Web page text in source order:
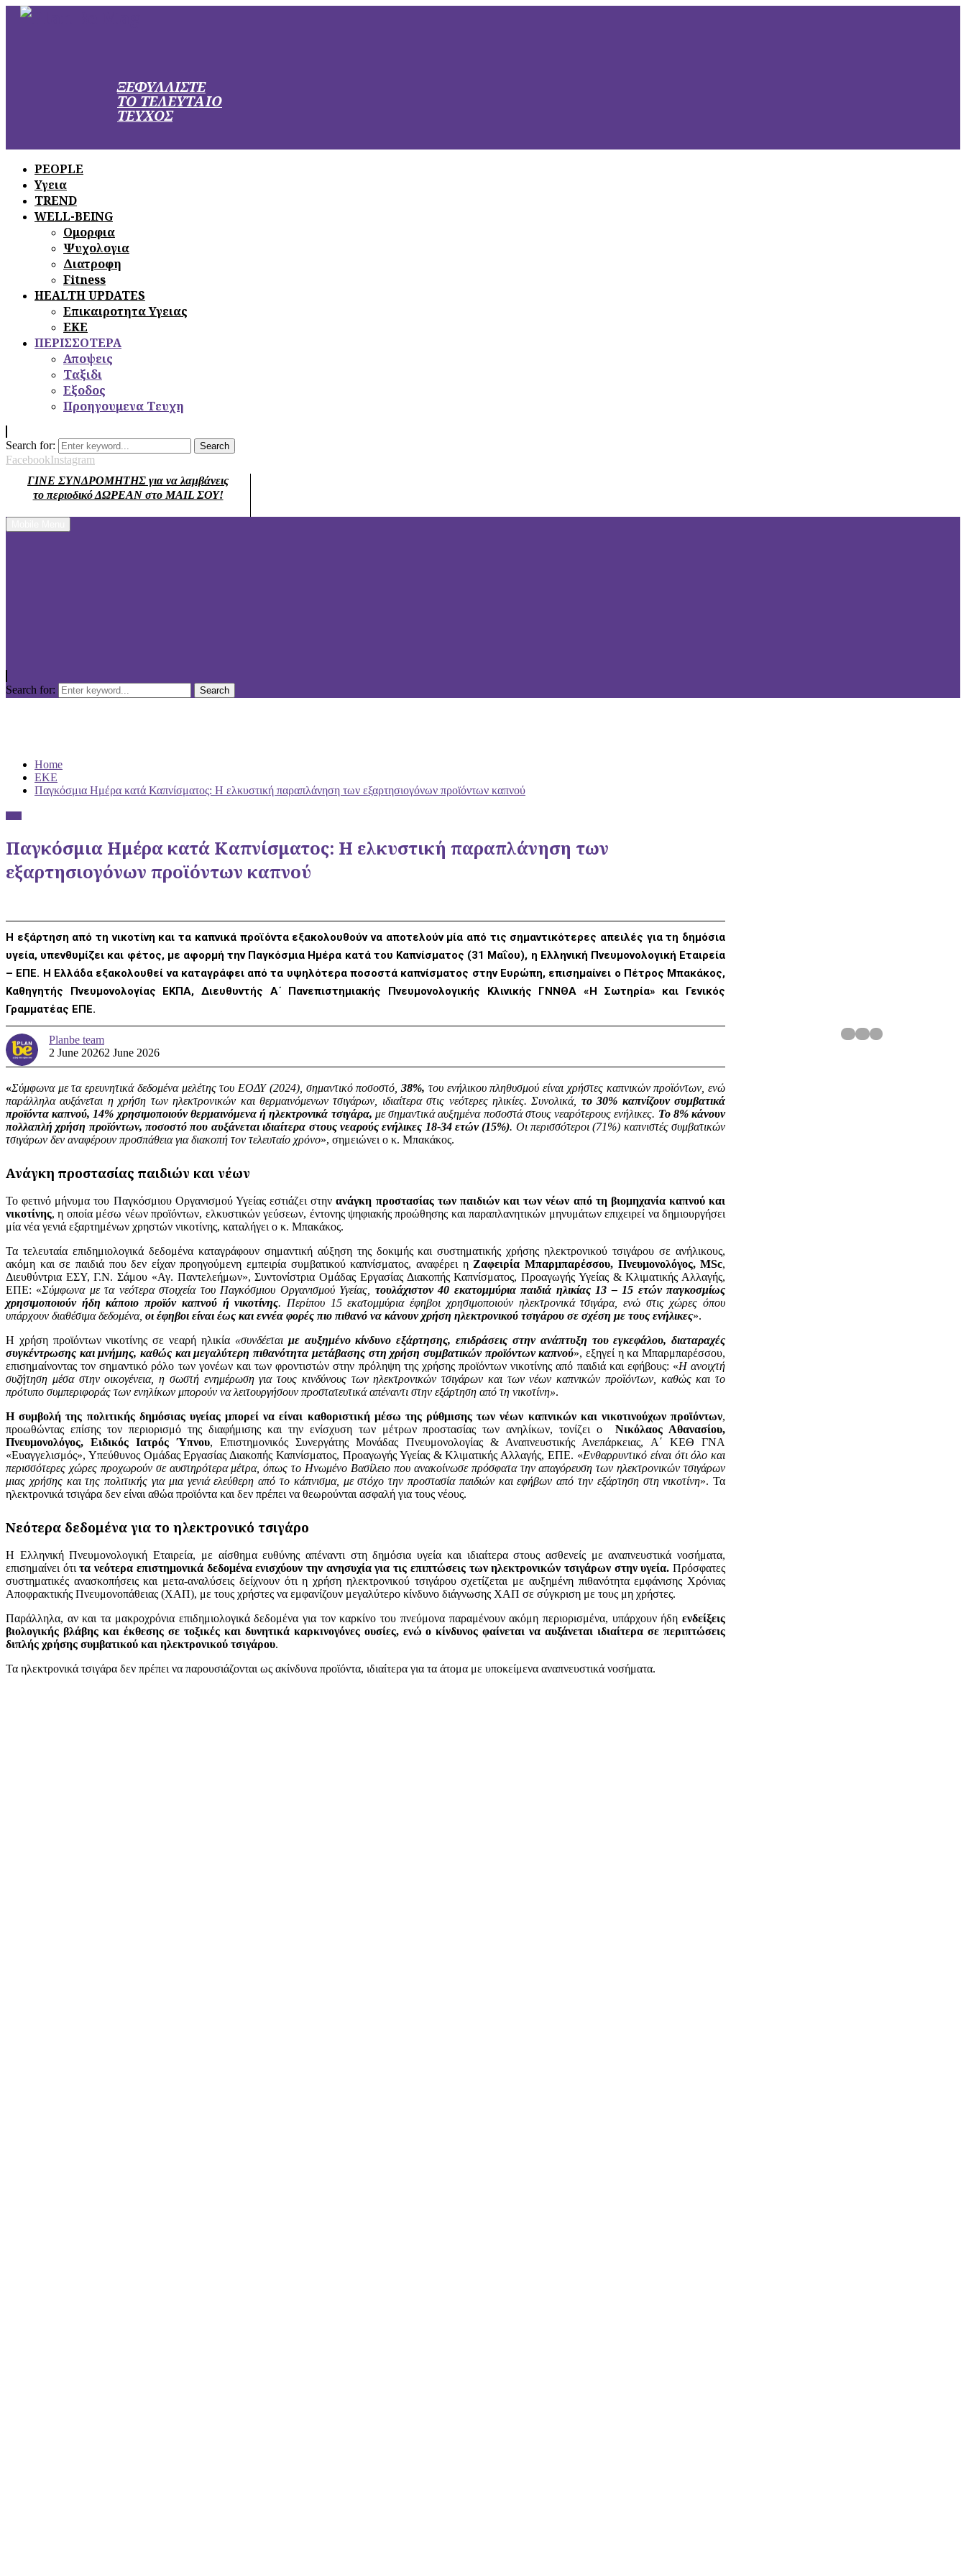
ΞΕΦΥΛΛΙΣΤΕ
ΤΟ ΤΕΛΕΥΤΑΙΟ
ΤΕΥΧΟΣ
PEOPLE
Υγεια
TREND
WELL-BEING
Ομορφια
Ψυχολογια
Διατροφη
Fitness
HEALTH UPDATES
Επικαιροτητα Υγειας
ΕΚΕ
ΠΕΡΙΣΣΟΤΕΡΑ
Αποψεις
Ταξιδι
Εξοδος
Προηγουμενα Τευχη
Search for: Search
FacebookInstagram
ΓΙΝΕ ΣΥΝΔΡΟΜΗΤΗΣ για να λαμβάνεις
το περιοδικό ΔΩΡΕΑΝ στο MAIL ΣΟΥ!
Search for: Search
Home
ΕΚΕ
Παγκόσμια Ημέρα κατά Καπνίσματος: Η ελκυστική παραπλάνηση των εξαρτησιογόνων προϊόντων καπνού
Παγκόσμια Ημέρα κατά Καπνίσματος: Η ελκυστική παραπλάνηση των
εξαρτησιογόνων προϊόντων καπνού
Η εξάρτηση από τη νικοτίνη και τα καπνικά προϊόντα εξακολουθούν να αποτελούν μία από τις σημαντικότερες απειλές για τη δημόσια
υγεία, υπενθυμίζει και φέτος, με αφορμή την Παγκόσμια Ημέρα κατά του Καπνίσματος (31 Μαΐου), η Ελληνική Πνευμονολογική Εταιρεία
– ΕΠΕ. Η Ελλάδα εξακολουθεί να καταγράφει από τα υψηλότερα ποσοστά καπνίσματος στην Ευρώπη, επισημαίνει ο Πέτρος Μπακάκος,
Καθηγητής Πνευμονολογίας ΕΚΠΑ, Διευθυντής Α΄ Πανεπιστημιακής Πνευμονολογικής Κλινικής ΓΝΝΘΑ «Η Σωτηρία» και Γενικός
Γραμματέας ΕΠΕ.
Planbe team
2 June 20262 June 2026
«Σύμφωνα με τα ερευνητικά δεδομένα μελέτης του ΕΟΔΥ (2024), σημαντικό ποσοστό,38%, του ενήλικου πληθυσμού είναι χρήστες καπνικών προϊόντων, ενώ
παράλληλα αυξάνεται η χρήση των ηλεκτρονικών και θερμαινόμενων τσιγάρων, ιδιαίτερα στις νεότερες ηλικίες. Συνολικά, το 30% καπνίζουν συμβατικά
προϊόντα καπνού, 14% χρησιμοποιούν θερμαινόμενα ή ηλεκτρονικά τσιγάρα, με σημαντικά αυξημένα ποσοστά στους νεαρότερους ενήλικες. Το 8% κάνουν
πολλαπλή χρήση προϊόντων, ποσοστό που αυξάνεται ιδιαίτερα στους νεαρούς ενήλικες 18-34 ετών (15%). Οι περισσότεροι (71%) καπνιστές συμβατικών
τσιγάρων δεν αναφέρουν προσπάθεια για διακοπή τον τελευταίο χρόνο», σημειώνει ο κ. Μπακάκος.
Ανάγκη προστασίας παιδιών και νέων
Το φετινό μήνυμα του Παγκόσμιου Οργανισμού Υγείας εστιάζει στηνανάγκη προστασίας των παιδιών και των νέων από τη βιομηχανία καπνού και
νικοτίνης, η οποία μέσω νέων προϊόντων, ελκυστικών γεύσεων, έντονης ψηφιακής προώθησης και παραπλανητικών μηνυμάτων επιχειρεί να δημιουργήσει
μία νέα γενιά εξαρτημένων χρηστών νικοτίνης, καταλήγει ο κ. Μπακάκος.
Τα τελευταία επιδημιολογικά δεδομένα καταγράφουν σημαντική αύξηση της δοκιμής και συστηματικής χρήσης ηλεκτρονικού τσιγάρου σε ανήλικους,
ακόμη και σε παιδιά που δεν είχαν προηγούμενη εμπειρία συμβατικού καπνίσματος, αναφέρει η Ζαφειρία Μπαρμπαρέσσου,Πνευμονολόγος, MSc,
Διευθύντρια ΕΣΥ, Γ.Ν. Σάμου «Αγ. Παντελεήμων», Συντονίστρια Ομάδας Εργασίας Διακοπής Καπνίσματος, Προαγωγής Υγείας & Κλιματικής Αλλαγής,
ΕΠΕ: «Σύμφωνα με τα νεότερα στοιχεία του Παγκόσμιου Οργανισμού Υγείας, τουλάχιστον 40 εκατομμύρια παιδιά ηλικίας 13 – 15 ετών παγκοσμίως
χρησιμοποιούν ήδη κάποιο προϊόν καπνού ή νικοτίνης. Περίπου 15 εκατομμύρια έφηβοι χρησιμοποιούν ηλεκτρονικά τσιγάρα, ενώ στις χώρες όπου
υπάρχουν διαθέσιμα δεδομένα, οι έφηβοι είναι έως και εννέα φορές πιο πιθανό να κάνουν χρήση ηλεκτρονικού τσιγάρου σε σχέση με τους ενήλικες».
Η χρήση προϊόντων νικοτίνης σε νεαρή ηλικία «συνδέεταιμε αυξημένο κίνδυνο εξάρτησης, επιδράσεις στην ανάπτυξη του εγκεφάλου, διαταραχές
συγκέντρωσης και μνήμης, καθώς και μεγαλύτερη πιθανότητα μετάβασης στη χρήση συμβατικών προϊόντων καπνού», εξηγεί η κα Μπαρμπαρέσσου,
επισημαίνοντας τον σημαντικό ρόλο των γονέων και των φροντιστών στην πρόληψη της χρήσης προϊόντων νικοτίνης από παιδιά και εφήβους: «Η ανοιχτή
συζήτηση μέσα στην οικογένεια, η σωστή ενημέρωση για τους κινδύνους των ηλεκτρονικών τσιγάρων και των νέων καπνικών προϊόντων, καθώς και το
πρότυπο συμπεριφοράς των ενηλίκων μπορούν να λειτουργήσουν προστατευτικά απέναντι στην εξάρτηση από τη νικοτίνη».
Η συμβολή της πολιτικής δημόσιας υγείας μπορεί να είναι καθοριστική μέσω της ρύθμισης των νέων καπνικών και νικοτινούχων προϊόντων,
προωθώντας επίσης τον περιορισμό της διαφήμισης και την ενίσχυση των μέτρων προστασίας των ανηλίκων, τονίζει οΝικόλαος Αθανασίου,
Πνευμονολόγος, Ειδικός Ιατρός Ύπνου, Επιστημονικός Συνεργάτης Μονάδας Πνευμονολογίας & Αναπνευστικής Ανεπάρκειας, Α΄ ΚΕΘ ΓΝΑ
«Ευαγγελισμός», Υπεύθυνος Ομάδας Εργασίας Διακοπής Καπνίσματος, Προαγωγής Υγείας & Κλιματικής Αλλαγής, ΕΠΕ. «Ενθαρρυντικό είναι ότι όλο και
περισσότερες χώρες προχωρούν σε αυστηρότερα μέτρα, όπως το Ηνωμένο Βασίλειο που ανακοίνωσε πρόσφατα την απαγόρευση των ηλεκτρονικών τσιγάρων
μιας χρήσης και της πολιτικής για μια γενιά ελεύθερη από το κάπνισμα, με στόχο την προστασία παιδιών και εφήβων από την εξάρτηση στη νικοτίνη». Τα
ηλεκτρονικά τσιγάρα δεν είναι αθώα προϊόντα και δεν πρέπει να θεωρούνται ασφαλή για τους νέους.
Νεότερα δεδομένα για το ηλεκτρονικό τσιγάρο
Η Ελληνική Πνευμονολογική Εταιρεία, με αίσθημα ευθύνης απέναντι στη δημόσια υγεία και ιδιαίτερα στους ασθενείς με αναπνευστικά νοσήματα,
επισημαίνει ότι τα νεότερα επιστημονικά δεδομένα ενισχύουν την ανησυχία για τις επιπτώσεις των ηλεκτρονικών τσιγάρων στην υγεία.Πρόσφατες
συστηματικές ανασκοπήσεις και μετα-αναλύσεις δείχνουν ότι η χρήση ηλεκτρονικού τσιγάρου σχετίζεται με αυξημένη πιθανότητα εμφάνισης Χρόνιας
Αποφρακτικής Πνευμονοπάθειας (ΧΑΠ), με τους χρήστες να εμφανίζουν μεγαλύτερο κίνδυνο διάγνωσης ΧΑΠ σε σύγκριση με τους μη χρήστες.
Παράλληλα, αν και τα μακροχρόνια επιδημιολογικά δεδομένα για τον καρκίνο του πνεύμονα παραμένουν ακόμη περιορισμένα, υπάρχουν ήδη ενδείξεις
βιολογικής βλάβης και έκθεσης σε τοξικές και δυνητικά καρκινογόνες ουσίες, ενώ ο κίνδυνος φαίνεται να αυξάνεται ιδιαίτερα σε περιπτώσεις
διπλής χρήσης συμβατικού και ηλεκτρονικού τσιγάρου.
Τα ηλεκτρονικά τσιγάρα δεν πρέπει να παρουσιάζονται ως ακίνδυνα προϊόντα, ιδιαίτερα για τα άτομα με υποκείμενα αναπνευστικά νοσήματα.